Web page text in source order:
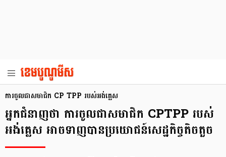
ការចូលជាសមាជិក CP TPP របស់អង់គ្លេស
អ្នកជំនាញថា ការចូលជាសមាជិក CPTPP របស់
អង់គ្លេស អាចទាញបានប្រយោជន៍សេដ្ឋកិច្ចតិចតួច